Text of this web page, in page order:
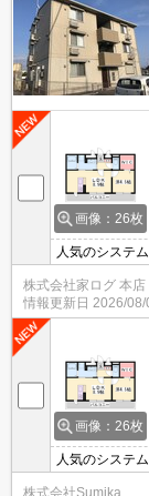
画像：26枚
人気のシステ
株式会社家ログ 本店
情報更新日 2026/08/
画像：26枚
人気のシステ
株式会社Sumika